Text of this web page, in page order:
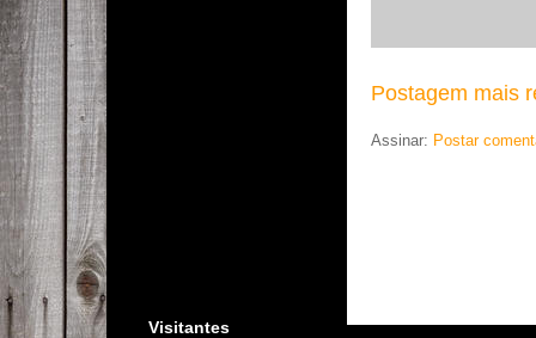
Postagem mais
Assinar: Postar
Visitantes